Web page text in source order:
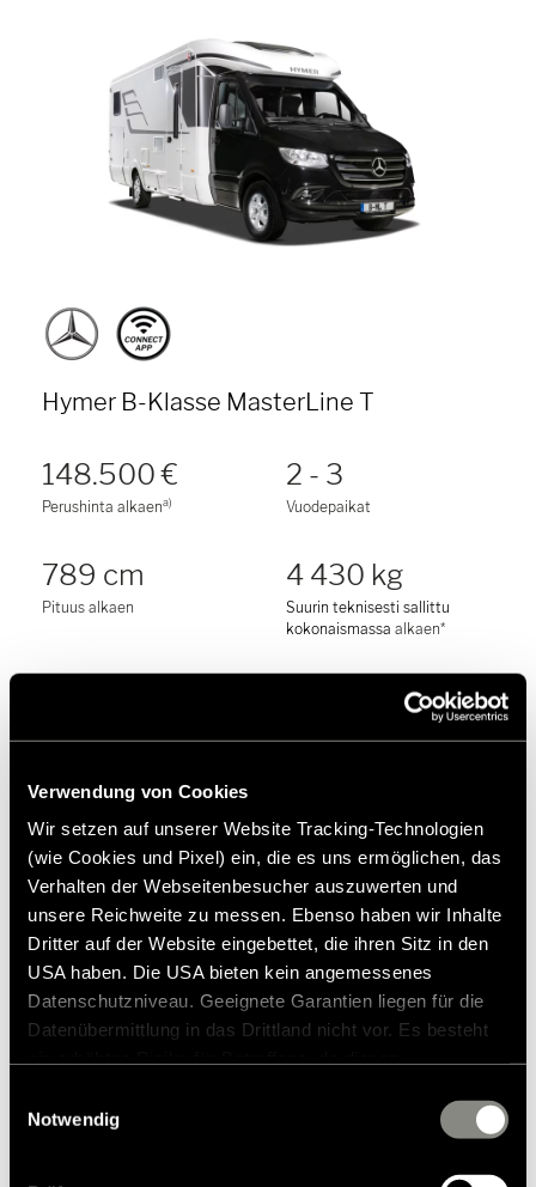
Verwendung von Cookies
Wir setzen auf unserer Website Tracking-Technologien
(wie Cookies und Pixel) ein, die es uns ermöglichen, das
Verhalten der Webseitenbesucher auszuwerten und
unsere Reichweite zu messen. Ebenso haben wir Inhalte
Dritter auf der Website eingebettet, die ihren Sitz in den
USA haben. Die USA bieten kein angemessenes
Datenschutzniveau. Geeignete Garantien liegen für die
Datenübermittlung in das Drittland nicht vor. Es besteht
zustehen. Eingesetzte Dienstleister können Daten für
zusammenführen. Weitere Informationen finden Sie in
Notwendig
Hymer B-Klasse MasterLine T
148.500 €
Perushinta alkaena)
2 - 3
Vuodepaikat
789 cm
Pituus alkaen
4 430 kg
Suurin teknisesti sallittu
kokonaismassa alkaen*
Laatumme, teknisen osaamisemme ja jäljittelemättömän
muotoilumme uusin huipputuote puoli-integroitujen
Tuotteen yksityiskohdat
Erikoismalli